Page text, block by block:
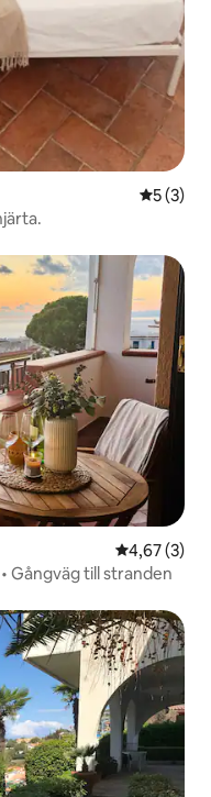
5 av 5 i
5 (3)
4,67 av 5 i
4,67 (3)
Gångväg till stranden